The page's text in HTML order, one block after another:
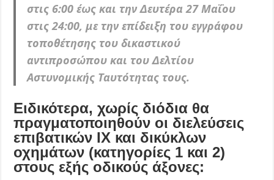
στις 6:00 έως και την Δευτέρα 27 Μαΐου
στις 24:00, με την επίδειξη του εγγράφου
τοποθέτησης του δικαστικού
αντιπροσώπου και του Δελτίου
Αστυνομικής Ταυτότητας τους.
Ειδικότερα, χωρίς διόδια θα
πραγματοποιηθούν οι διελεύσεις
επιβατικών ΙΧ και δικύκλων
οχημάτων (κατηγορίες 1 και 2)
στους εξής οδικούς άξονες: